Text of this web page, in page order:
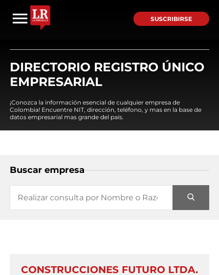
SUSCRIBIRSE
DIRECTORIO REGISTRO ÚNICO
EMPRESARIAL
¡Conozca la información esencial de cualquier empresa de
Colombia! Encuentre NIT, dirección, teléfono, y mas en la base de
datos empresarial mas grande del país.
Buscar empresa
CONSTRUCCIONES FUTURO LTDA.